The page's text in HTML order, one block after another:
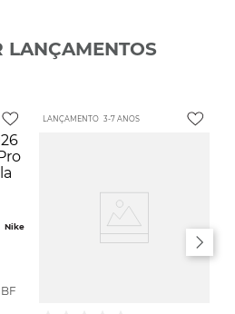
LANÇAMENTOS
Nike
LANÇAMENTO 3-7 ANOS